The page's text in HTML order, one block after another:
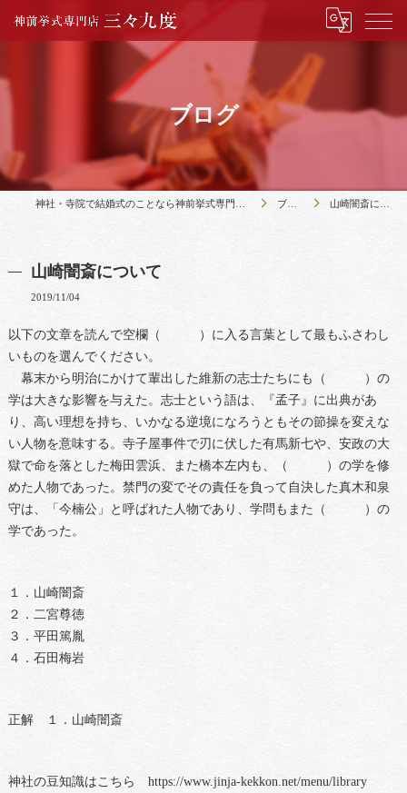
ブログ
ブログ 山崎闇斎について
山崎闇斎について
2019/11/04
以下の文章を読んで空欄（ ）に入る言葉として最もふさわし
いものを選んでください。
幕末から明治にかけて輩出した維新の志士たちにも（ ）の
学は大きな影響を与えた。志士という語は、『孟子』に出典があ
り、高い理想を持ち、いかなる逆境になろうともその節操を変えな
い人物を意味する。寺子屋事件で刃に伏した有馬新七や、安政の大
獄で命を落とした梅田雲浜、また橋本左内も、（ ）の学を修
めた人物であった。禁門の変でその責任を負って自決した真木和泉
守は、「今楠公」と呼ばれた人物であり、学問もまた（ ）の
学であった。
１．山崎闇斎
２．二宮尊徳
３．平田篤胤
４．石田梅岩
正解 １．山崎闇斎
神社の豆知識はこちら https://www.jinja-kekkon.net/menu/library